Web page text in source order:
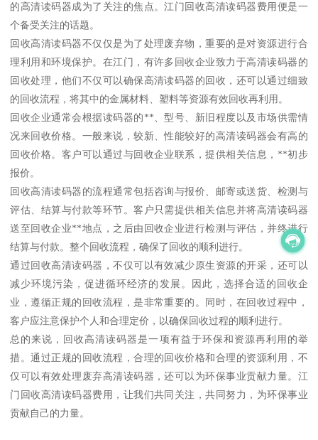
的高清读码器成为了关注的焦点。江门回收高清读码器费用便是一
个备受关注的话题。
回收高清读码器不仅仅是为了处理废弃物，重要的是对资源进行合
理利用和环境保护。在江门，有许多回收企业致力于高清读码器的
回收处理，他们不仅可以确保高清读码器的回收，还可以通过细致
的回收流程，将其中的金属材料、塑料等资源有效回收再利用。
回收企业通常会根据读码器的**、型号、新旧程度以及市场供需情
况来回收价格。一般来说，较新、性能较好的高清读码器会有高的
回收价格。客户可以通过与回收企业联系，提供相关信息，**初步
报价。
回收高清读码器的流程通常包括咨询与报价、邮寄或送货、检测与
评估、结算与付款等环节。客户只需提供相关信息并将高清读码器
送至回收企业**地点，之后由回收企业进行检测与评估，并终进行
结算与付款。整个回收流程，确保了回收的顺利进行。
通过回收高清读码器，不仅可以有效减少原生资源的开采，还可以
减少环境污染，促进循环经济的发展。因此，选择合适的回收企
业，遵循正规的回收流程，是非常重要的。同时，在回收过程中，
客户应注意保护个人和合理定价，以确保回收过程的顺利进行。
总的来说，回收高清读码器是一项有益于环保和资源再利用的举
措。通过正规的回收流程，合理的回收价格和合理的资源利用，不
仅可以有效处理废弃高清读码器，还可以为环保事业贡献力量。江
门回收高清读码器费用，让我们共同关注，共同努力，为环保事业
贡献自己的力量。